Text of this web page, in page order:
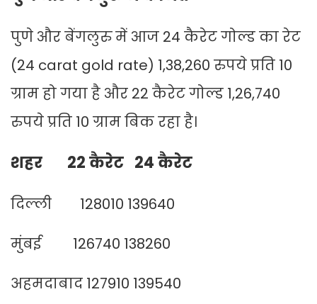
पुणे और बेंगलुरु में आज 24 कैरेट गोल्ड का रेट
(24 carat gold rate) 1,38,260 रुपये प्रति 10
ग्राम हो गया है और 22 कैरेट गोल्ड 1,26,740
रुपये प्रति 10 ग्राम बिक रहा है।
शहर 22 कैरेट 24 कैरेट
दिल्ली 128010 139640
मुंबई 126740 138260
अहमदाबाद 127910 139540